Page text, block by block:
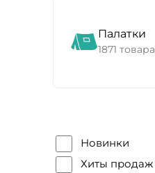
Палатки
1871 товара
Новинки
Хиты продаж